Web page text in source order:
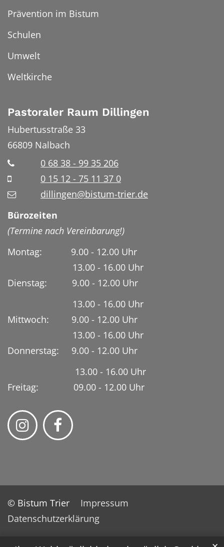
Prävention im Bistum
Schulen
Umwelt
Weltkirche
Pastoraler Raum Dillingen
Hubertusstraße 33
66809 Nalbach
0 68 38 - 99 35 206
0 15 12 - 75 11 37 0
dillingen@bistum-trier.de
Bürozeiten
(Termine nach Vereinbarung!)
Montag: 9.00 - 12.00 Uhr
13.00 - 16.00 Uhr
Dienstag:
9.00 - 12.00 Uhr
13.00 - 16.00 Uhr
Mittwoch: 9.00 - 12.00 Uhr
13.00 - 16.00 Uhr
Donnerstag: 9.00 - 12.00 Uhr
13.00 - 16.00 Uhr
Freitag: 09.00 - 12.00 Uhr
© Bistum Trier
Impressum
Datenschutzerklärung